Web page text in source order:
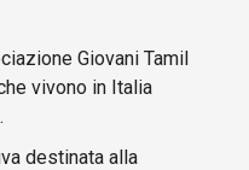
Giovani Tamil
vivono in Italia
destinata alla